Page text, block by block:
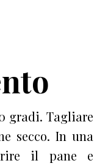
gradi. Tagliare
secco. In una
il pane e